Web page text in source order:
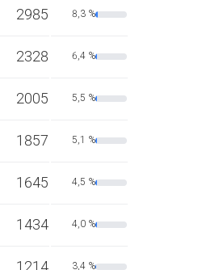
2985 8,3 %
2328 6,4 %
2005 5,5 %
1857 5,1 %
1645 4,5 %
1434 4,0 %
1214 3,4 %